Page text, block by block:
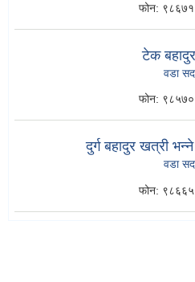
फोन:
टेक
वडा
फोन:
दुर्ग बहादुर खत्री
वडा
फोन: